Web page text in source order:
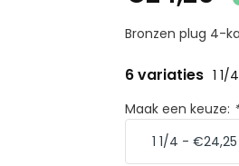
Bronzen plug 4-
6 variaties 1 1/4
Maak een keuze: